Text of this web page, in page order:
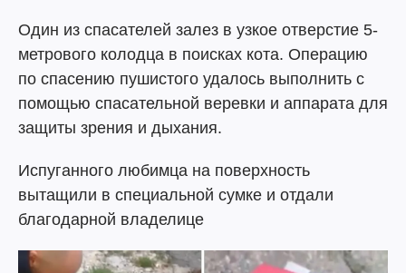
Один из спасателей залез в узкое отверстие 5-
метрового колодца в поисках кота. Операцию
по спасению пушистого удалось выполнить с
помощью спасательной веревки и аппарата для
защиты зрения и дыхания.
Испуганного любимца на поверхность
вытащили в специальной сумке и отдали
благодарной владелице